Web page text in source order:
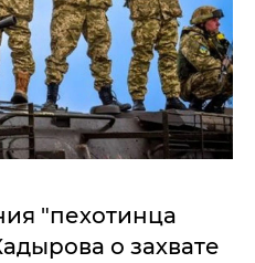
"пехотинца
о захвате